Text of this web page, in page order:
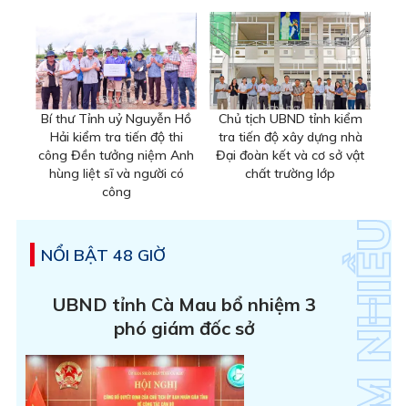
Bí thư Tỉnh uỷ Nguyễn Hồ
Hải kiểm tra tiến độ thi
công Đền tưởng niệm Anh
hùng liệt sĩ và người có
công
Chủ tịch UBND tỉnh kiểm
tra tiến độ xây dựng nhà
Đại đoàn kết và cơ sở vật
chất trường lớp
NỔI BẬT 48 GIỜ
UBND tỉnh Cà Mau bổ nhiệm 3
phó giám đốc sở